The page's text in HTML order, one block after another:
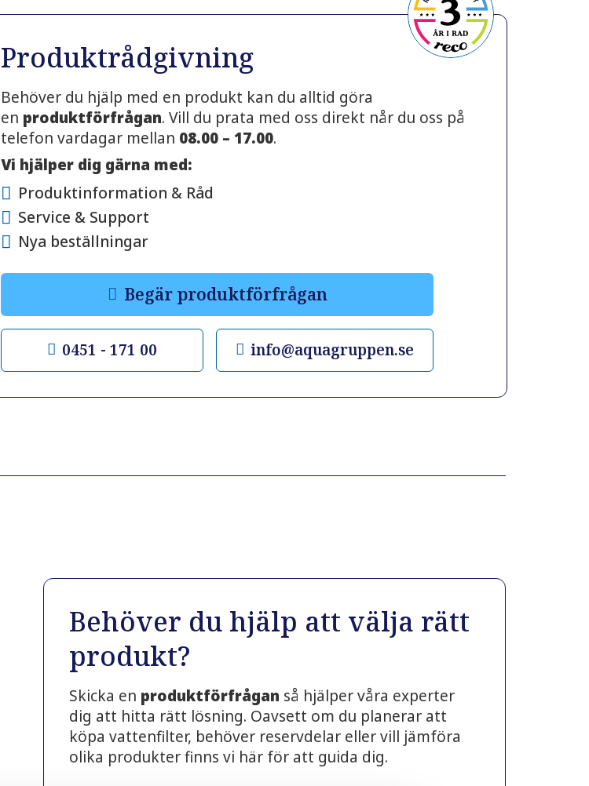
Produktrådgivning
Behöver du hjälp med en produkt kan du alltid göra
en produktförfrågan. Vill du prata med oss direkt når du oss på
telefon vardagar mellan 08.00 – 17.00.
Vi hjälper dig gärna med:
Produktinformation & Råd
Service & Support
Nya beställningar
Begär produktförfrågan
0451 - 171 00 info@aquagruppen.se
Behöver du hjälp att välja rätt
produkt?
Skicka en produktförfrågan så hjälper våra experter
dig att hitta rätt lösning. Oavsett om du planerar att
köpa vattenfilter, behöver reservdelar eller vill jämföra
olika produkter finns vi här för att guida dig.